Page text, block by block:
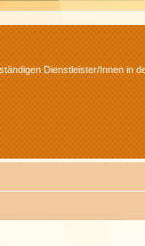
Dienstleister/Innen in